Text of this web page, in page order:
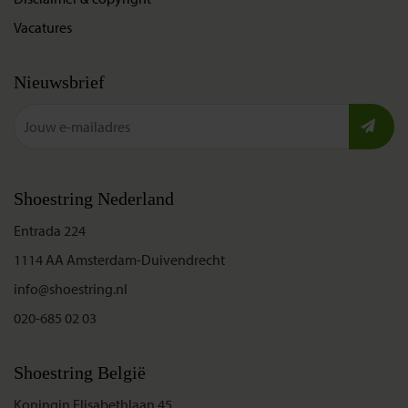
Vacatures
Nieuwsbrief
Shoestring Nederland
Entrada 224
1114 AA Amsterdam-Duivendrecht
info@shoestring.nl
020-685 02 03
Shoestring België
Koningin Elisabethlaan 45